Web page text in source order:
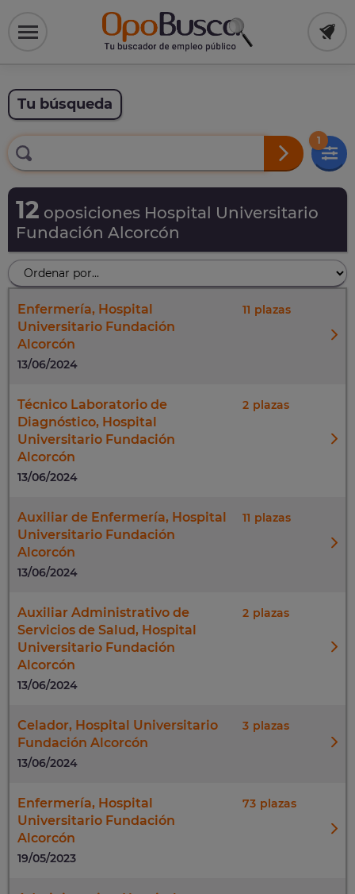
Tu búsqueda
1
12 oposiciones Hospital Universitario
Fundación Alcorcón
Enfermería, Hospital
Universitario Fundación
Alcorcón
11
13/06/2024
Técnico Laboratorio de
Diagnóstico, Hospital
Universitario Fundación
Alcorcón
2
13/06/2024
Auxiliar de Enfermería, Hospital
Universitario Fundación
Alcorcón
11
13/06/2024
Auxiliar Administrativo de
Servicios de Salud, Hospital
Universitario Fundación
Alcorcón
2
13/06/2024
Celador, Hospital Universitario
Fundación Alcorcón
3
13/06/2024
Enfermería, Hospital
Universitario Fundación
Alcorcón
73
19/05/2023